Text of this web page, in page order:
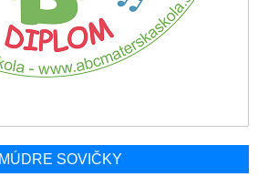
MÚDRE SOVIČKY